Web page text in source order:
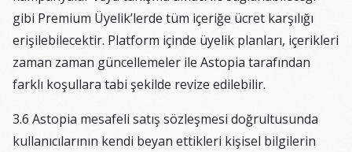
gibi Premium Üyelik’lerde tüm içeriğe ücret karşılığı
erişilebilecektir. Platform içinde üyelik planları, içerikleri
zaman zaman güncellemeler ile Astopia tarafından
farklı koşullara tabi şekilde revize edilebilir.
3.6 Astopia mesafeli satış sözleşmesi doğrultusunda
kullanıcılarının kendi beyan ettikleri kişisel bilgilerin